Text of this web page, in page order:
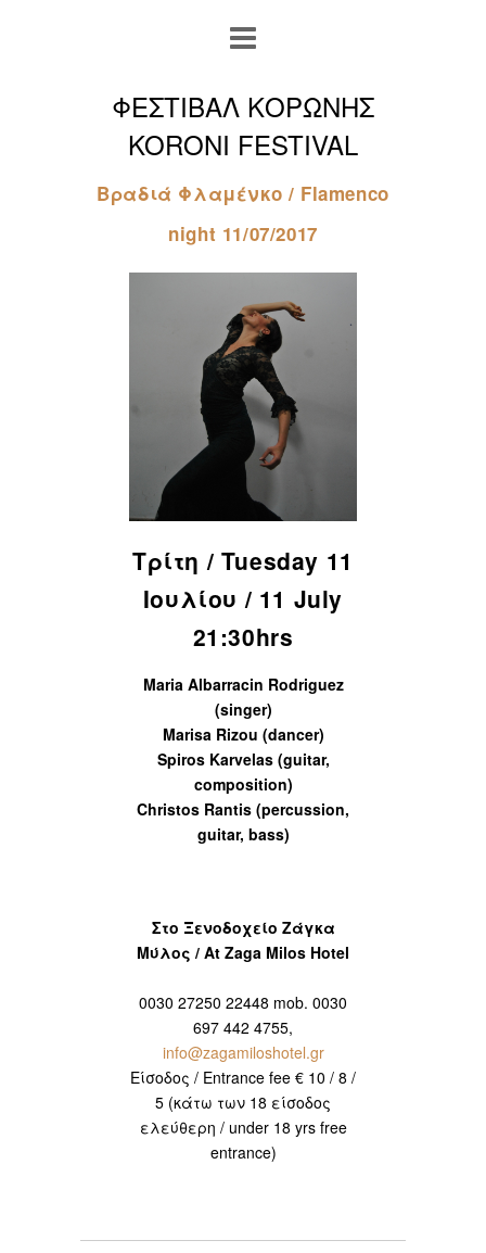
ΦΕΣΤΙΒΑΛ ΚΟΡΩΝΗΣ
KORONI FESTIVAL
Βραδιά Φλαμένκο / Flamenco
night 11/07/2017
Τρίτη / Tuesday 11
Ιουλίου / 11 July
21:30hrs
Maria Albarracin Rodriguez
(singer)
Marisa Rizou (dancer)
Spiros Karvelas (guitar,
composition)
Christos Rantis (percussion,
guitar, bass)
Στο Ξενοδοχείο Ζάγκα
Μύλος / At Zaga Milos Hotel
0030 27250 22448 mob. 0030
697 442 4755,
info@zagamiloshotel.gr
Είσοδος / Entrance fee € 10 / 8 /
5 (κάτω των 18 είσοδος
ελεύθερη / under 18 yrs free
entrance)